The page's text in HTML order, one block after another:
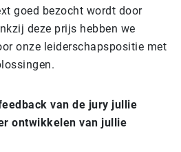
goed bezocht wordt door
deze prijs hebben we
onze leiderschapspositie met
van de jury jullie
ontwikkelen van jullie